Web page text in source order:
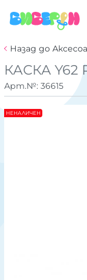
Назад до
КАСКА Y62
Арт.№: 36615
НЕНАЛИЧЕН